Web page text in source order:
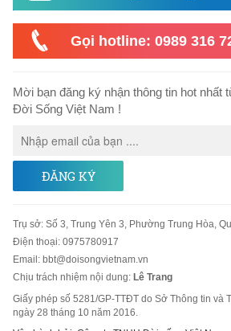
Gọi hotline: 0989 316
Mời bạn đăng ký nhận thông tin hot nhất
Đời Sống Việt Nam !
ĐĂNG KÝ
Trụ sở: Số 3, Trung Yên 3, Phường Trung Hòa,
Điện thoại: 0975780917
Email : bbt@doisongvietnam.vn
Chịu trách nhiệm nội dung: Lê Trang
Giấy phép số 5281/GP-TTĐT do Sở Thông tin và
ngày 28 tháng 10 năm 2016.